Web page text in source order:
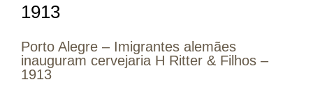
1913
Porto Alegre – Imigrantes alemães
inauguram cervejaria H Ritter & Filhos –
1913